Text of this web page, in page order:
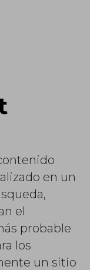
en un
el
probable
los
un sitio